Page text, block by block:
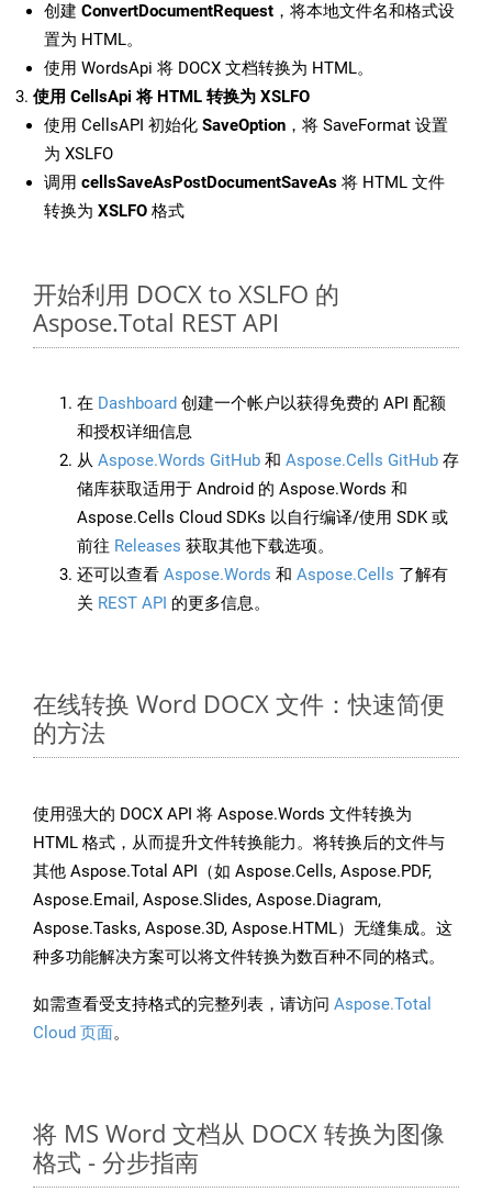
创建 ConvertDocumentRequest ，将本地文件名和格式设
置为 HTML。
使用 WordsApi 将 DOCX 文档转换为 HTML。
使用 CellsApi 将 HTML 转换为 XSLFO
使用 CellsAPI 初始化 SaveOption ，将 SaveFormat 设置
为 XSLFO
调用 cellsSaveAsPostDocumentSaveAs 将 HTML 文件
转换为 XSLFO 格式
开始利用 DOCX to XSLFO 的
Aspose.Total REST API
在 Dashboard 创建一个帐户以获得免费的 API 配额
和授权详细信息
从 Aspose.Words GitHub 和 Aspose.Cells GitHub 存
储库获取适用于 Android 的 Aspose.Words 和
Aspose.Cells Cloud SDKs 以自行编译/使用 SDK 或
前往 Releases 获取其他下载选项。
还可以查看 Aspose.Words 和 Aspose.Cells 了解有
关 REST API 的更多信息。
在线转换 Word DOCX 文件：快速简便
的方法
使用强大的 DOCX API 将 Aspose.Words 文件转换为
HTML 格式，从而提升文件转换能力。将转换后的文件与
其他 Aspose.Total API（如 Aspose.Cells, Aspose.PDF,
Aspose.Email, Aspose.Slides, Aspose.Diagram,
Aspose.Tasks, Aspose.3D, Aspose.HTML）无缝集成。这
种多功能解决方案可以将文件转换为数百种不同的格式。
如需查看受支持格式的完整列表，请访问 Aspose.Total
Cloud 页面。
将 MS Word 文档从 DOCX 转换为图像
格式 - 分步指南